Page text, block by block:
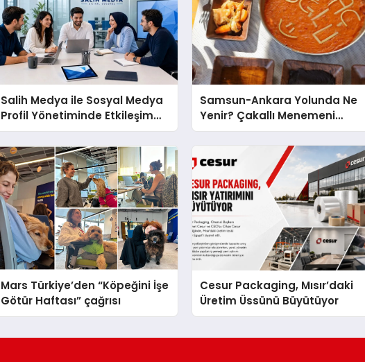
Salih Medya ile Sosyal Medya
Profil Yönetiminde Etkileşim
Artırma Yöntemleri
Samsun-Ankara Yolunda Ne
Yenir? Çakallı Menemeni
Molası
Mars Türkiye’den “Köpeğini İşe
Götür Haftası” çağrısı
Cesur Packaging, Mısır’daki
Üretim Üssünü Büyütüyor